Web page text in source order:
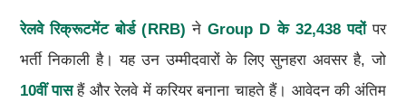
रेलवे रिक्रूटमेंट बोर्ड (RRB) नेGroup Dके 32,438पदोंपर
भर्ती निकाली है। यह उन उम्मीदवारों के लिए सुनहरा अवसर है, जो
10वीं पासहैं और रेलवे में करियर बनाना चाहते हैं। आवेदन की अंतिम